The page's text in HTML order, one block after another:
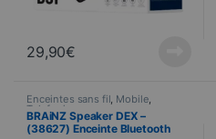
29,90€
Enceintes sans fil, Mobile,
Telefonie
BRAiNZ Speaker DEX –
(38627) Enceinte Bluetooth